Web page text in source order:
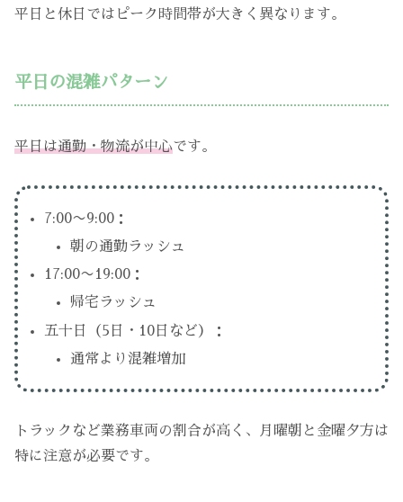
平日と休日ではピーク時間帯が大きく異なります。
平日の混雑パターン
平日は通勤・物流が中心です。
7:00〜9:00：
朝の通勤ラッシュ
17:00〜19:00：
帰宅ラッシュ
五十日（5日・10日など）：
通常より混雑増加
トラックなど業務車両の割合が高く、月曜朝と金曜夕方は
特に注意が必要です。